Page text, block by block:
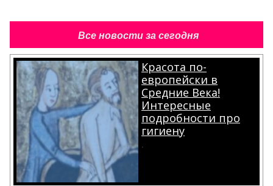
Все новости за сегодня
Красота по-
европейски в
Средние Века!
Интересные
подробности про
гигиену
.